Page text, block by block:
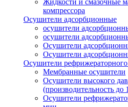
Жидкости и смазочные
компрессора
Осушители адсорбционные
осушители
осушители
Осушители
Осушители
Осушители
Мембранные осушители
Осушители высокого
(производительность
Осушители